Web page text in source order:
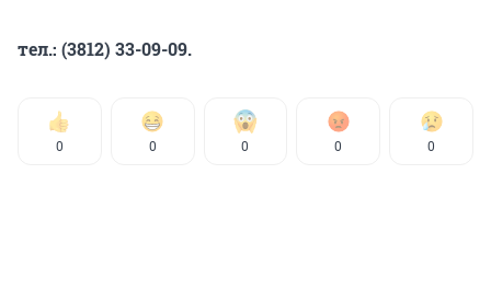
тел.: (3812) 33-09-09.
0 0 0 0 0